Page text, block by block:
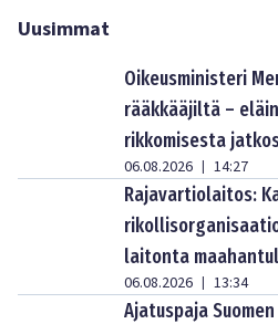
Uusimmat
Oikeusministeri
rääkkääjiltä –
rikkomisesta
06.08.2026 | 14:27
Rajavartiolaitos:
laitonta
06.08.2026 | 13:34
Ajatuspaja